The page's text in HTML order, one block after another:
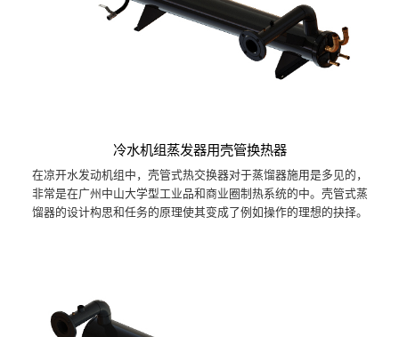
冷水机组蒸发器用壳管换热器
在凉开水发动机组中，壳管式热交换器对于蒸馏器施用是多见的，
非常是在广州中山大学型工业品和商业圈制热系统的中。壳管式蒸
馏器的设计构思和任务的原理使其变成了例如操作的理想的抉择。